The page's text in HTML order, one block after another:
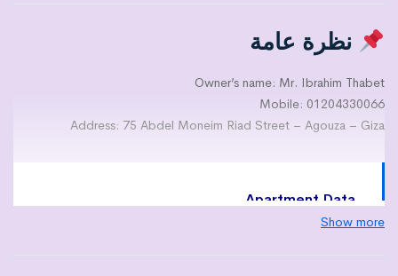
نظرة عامة
Owner’s name: Mr. Ibrahim Thabet
Mobile: 01204330066
Address: 75 Abdel Moneim Riad Street – Agouza – Giza
Apartment Data
Show more